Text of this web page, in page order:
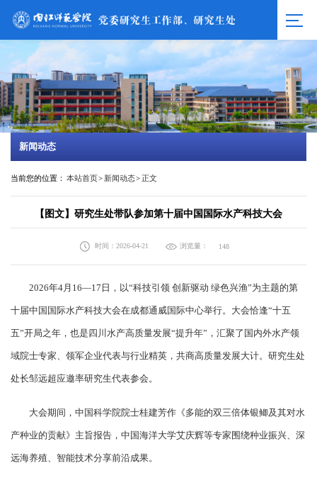
新闻动态
当前您的位置： 本站首页>新闻动态> 正文
【图文】研究生处带队参加第十届中国国际水产科技大会
时间：2026-04-21 浏览量： 148
2026年4月16—17日，以“科技引领 创新驱动 绿色兴渔”为主题的第
十届中国国际水产科技大会在成都通威国际中心举行。大会恰逢“十五
五”开局之年，也是四川水产高质量发展“提升年”，汇聚了国内外水产领
域院士专家、领军企业代表与行业精英，共商高质量发展大计。研究生处
处长邹远超应邀率研究生代表参会。
大会期间，中国科学院院士桂建芳作《多能的双三倍体银鲫及其对水
产种业的贡献》主旨报告，中国海洋大学艾庆辉等专家围绕种业振兴、深
远海养殖、智能技术分享前沿成果。